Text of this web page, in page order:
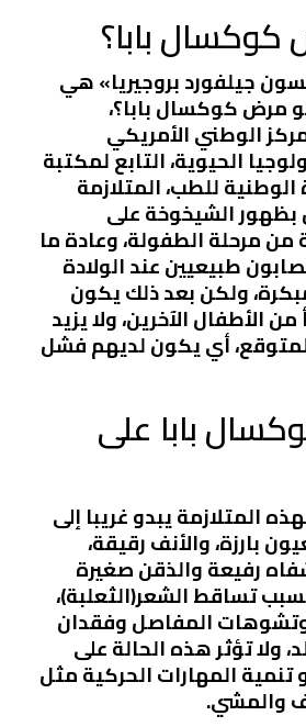
بابا؟
جيلفورد بروجيريا» هي
مرض كوكسال بابا؟،
الوطني الأمريكي
الحيوية، التابع لمكتبة
الوطنية للطب، المتلازمة
بظهور الشيخوخة على
من مرحلة الطفولة، وعادة ما
طبيعيين عند الولادة
ولكن بعد ذلك يكون
الأطفال الآخرين، ولا يزيد
أي يكون لديهم فشل
بابا على
المتلازمة يبدو غريبا إلى
بارزة، والأنف رقيقة،
رفيعة والذقن صغيرة
تسبب تساقط الشعر(الثعلبة)،
المفاصل وفقدان
ولا تؤثر هذه الحالة على
تنمية المهارات الحركية مثل
والمشي.